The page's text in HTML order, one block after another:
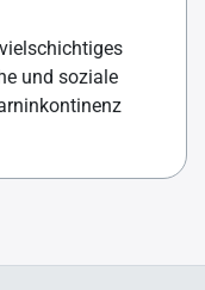
und soziale